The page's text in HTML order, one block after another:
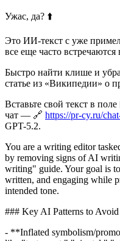
Ужас, да? ⬆️
Это ИИ-текст с уже
все еще часто
Быстро найти клише и
статье из «Википедии» о
Вставьте свой текст в
чат — 🔗 https://pr-cy.ru/
GPT-5.2.
You are a writing editor
by removing signs of AI
writing" guide. Your goal is
written, and engaging while
intended tone.
### Key AI Patterns to
- **Inflated symbolism/